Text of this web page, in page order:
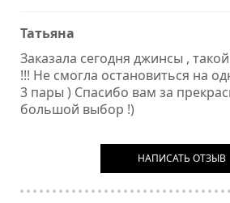
Татьяна
Заказала сегодня джинсы ,
!!! Не смогла остановиться на
3 пары ) Спасибо вам за
большой выбор !)
НАПИСАТЬ ОТЗЫВ